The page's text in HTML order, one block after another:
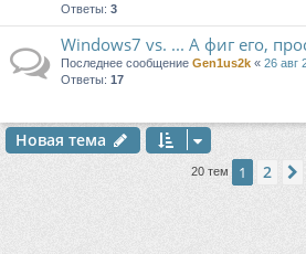
Ответы: 3
Windows7 vs. ... А фиг его,
Последнее сообщение Gen1us2k « 26 авг
Ответы: 17
Новая тема
20 тем 1 2